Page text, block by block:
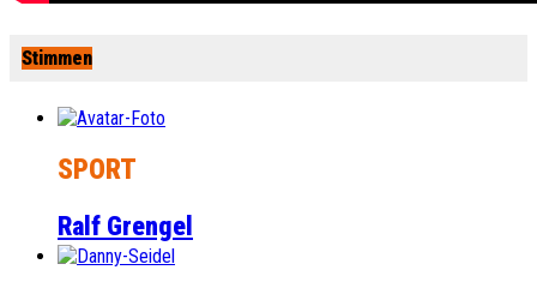
Stimmen
SPORT
Ralf Grengel